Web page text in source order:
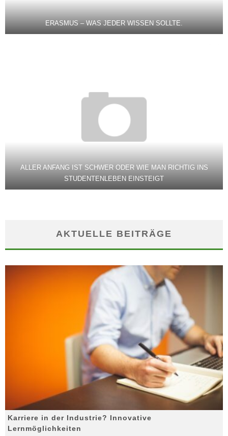
ERASMUS – WAS JEDER WISSEN SOLLTE.
ALLER ANFANG IST SCHWER ODER WIE MAN RICHTIG INS
STUDENTENLEBEN EINSTEIGT
AKTUELLE BEITRÄGE
Karriere in der Industrie? Innovative
Lernmöglichkeiten